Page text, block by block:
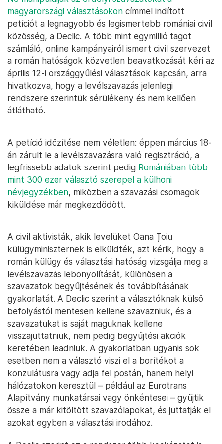
magyarországi választásokon címmel indított
petíciót a legnagyobb és legismertebb romániai civil
közösség, a Declic. A több mint egymillió tagot
számláló, online kampányairól ismert civil szervezet
a román hatóságok közvetlen beavatkozását kéri az
április 12-i országgyűlési választások kapcsán, arra
hivatkozva, hogy a levélszavazás jelenlegi
rendszere szerintük sérülékeny és nem kellően
átlátható.
A petíció időzítése nem véletlen: éppen március 18-
án zárult le a levélszavazásra való regisztráció, a
legfrissebb adatok szerint pedig Romániában több
mint 300 ezer választó szerepel a külhoni
névjegyzékben, miközben a szavazási csomagok
kiküldése már megkezdődött.
A civil aktivisták, akik levelüket Oana Țoiu
külügyminiszternek is elküldték, azt kérik, hogy a
román külügy és választási hatóság vizsgálja meg a
levélszavazás lebonyolítását, különösen a
szavazatok begyűjtésének és továbbításának
gyakorlatát. A Declic szerint a választóknak külső
befolyástól mentesen kellene szavazniuk, és a
szavazatukat is saját maguknak kellene
visszajuttatniuk, nem pedig begyűjtési akciók
keretében leadniuk. A gyakorlatban ugyanis sok
esetben nem a választó viszi el a borítékot a
konzulátusra vagy adja fel postán, hanem helyi
hálózatokon keresztül – például az Eurotrans
Alapítvány munkatársai vagy önkéntesei – gyűjtik
össze a már kitöltött szavazólapokat, és juttatják el
azokat egyben a választási irodához.